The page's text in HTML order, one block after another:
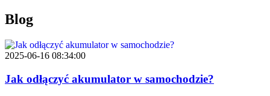
Blog
2025-06-16 08:34:00
Jak odłączyć akumulator w samochodzie?